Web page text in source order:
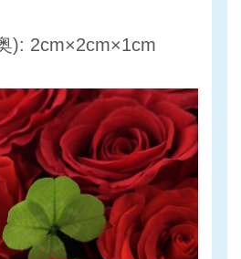
): 2cm×2cm×1cm